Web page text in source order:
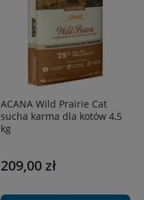
ACANA Wild Prairie Cat
sucha karma dla kotów 4,5
kg
209,00 zł